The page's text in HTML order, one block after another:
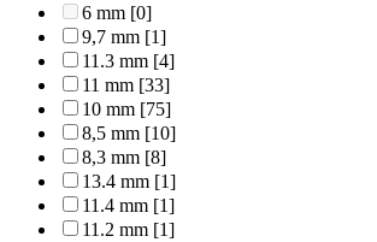
6 mm [0]
9,7 mm [1]
11.3 mm [4]
11 mm [33]
10 mm [75]
8,5 mm [10]
8,3 mm [8]
13.4 mm [1]
11.4 mm [1]
11.2 mm [1]